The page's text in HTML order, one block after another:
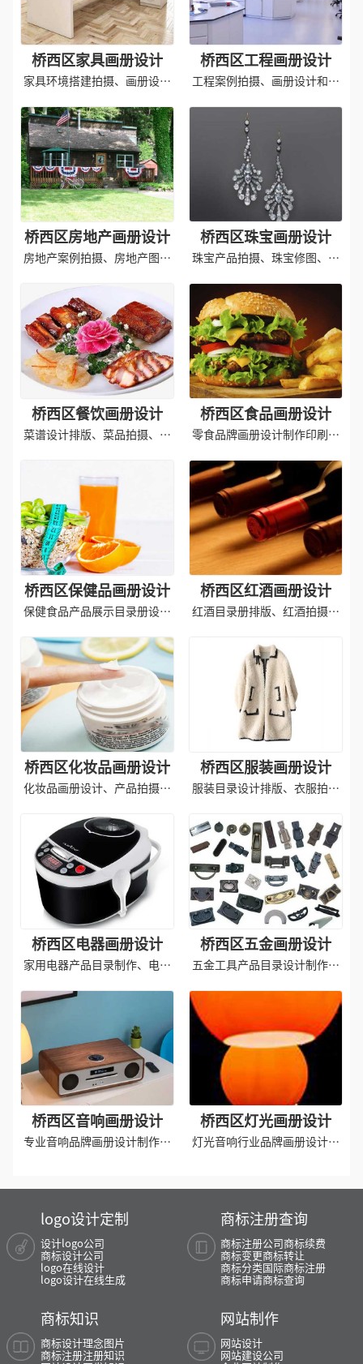
桥西区家具画册设计
家具环境搭建拍摄、画册设计
桥西区工程画册设计
工程案例拍摄、画册设计和印
桥西区房地产画册设计
房地产案例拍摄、房地产图册
桥西区珠宝画册设计
珠宝产品拍摄、珠宝修图、画
桥西区餐饮画册设计
菜谱设计排版、菜品拍摄、印
桥西区食品画册设计
零食品牌画册设计制作印刷产
桥西区保健品画册设计
保健食品产品展示目录册设计
桥西区红酒画册设计
红酒目录册排版、红酒拍摄印
桥西区化妆品画册设计
化妆品画册设计、产品拍摄、
桥西区服装画册设计
服装目录设计排版、衣服拍摄
桥西区电器画册设计
家用电器产品目录制作、电器
桥西区五金画册设计
五金工具产品目录设计制作排
桥西区音响画册设计
专业音响品牌画册设计制作排
桥西区灯光画册设计
灯光音响行业品牌画册设计制
logo设计定制
设计logo公司
商标设计公司
logo在线设计
logo设计在线生成
商标注册查询
商标注册公司商标续费
商标变更商标转让
商标分类国际商标注册
商标申请商标查询
商标知识
商标设计理念图片
商标注册注册知识
网站制作
网站设计
网站建设公司